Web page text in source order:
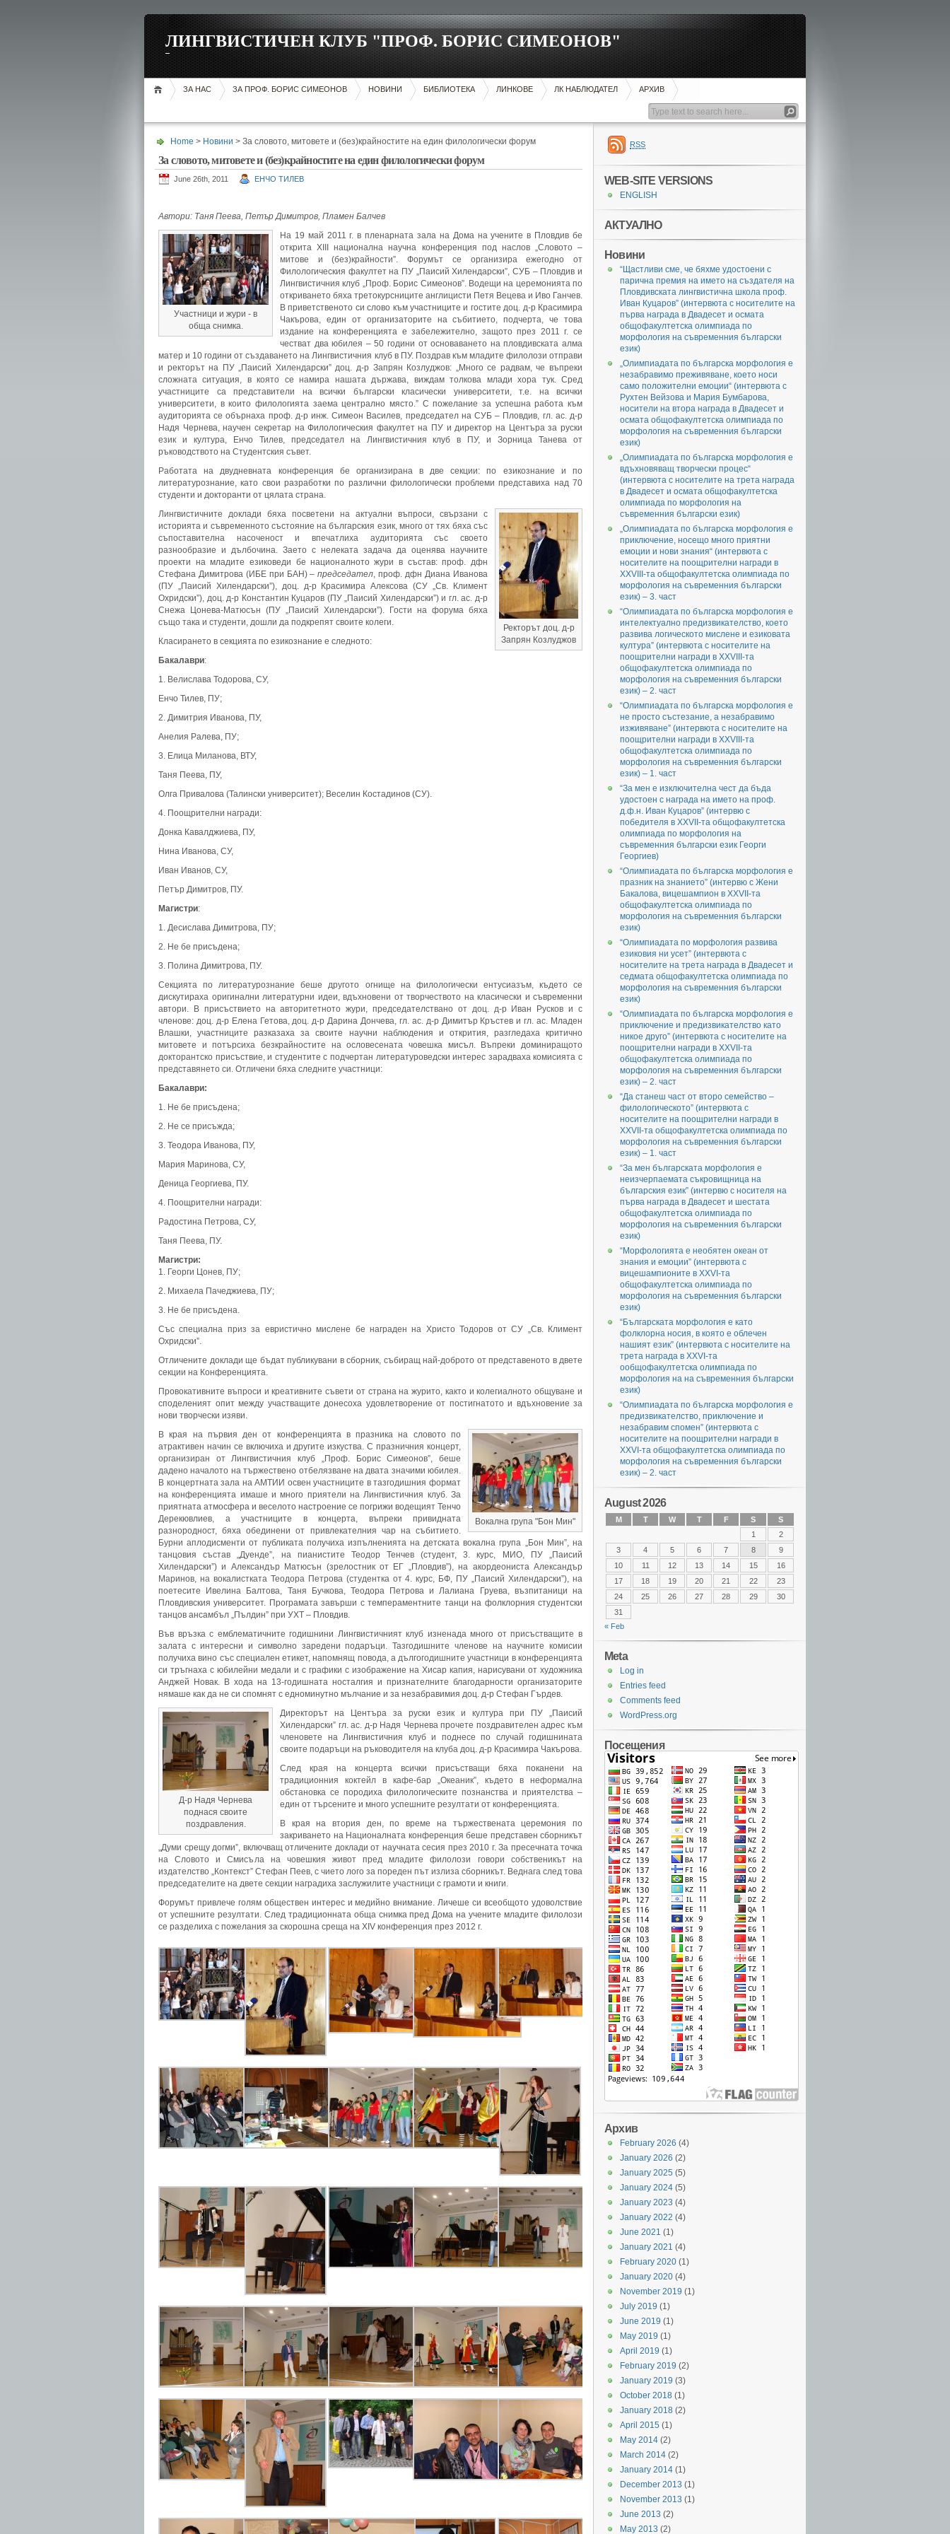
ЛИНГВИСТИЧЕН КЛУБ "ПРОФ. БОРИС СИМЕОНОВ"
ЗА НАС ЗА ПРОФ. БОРИС СИМЕОНОВ НОВИНИ БИБЛИОТЕКА ЛИНКОВЕ ЛК НАБЛЮДАТЕЛ АРХИВ
Home > Новини > За словото, митовете и (без)крайностите на един филологически форум
За словото, митовете и (без)крайностите на един филологически форум
June 26th, 2011 ЕНЧО ТИЛЕВ
Автори: Таня Пеева, Петър Димитров, Пламен Балчев
Участници и жури - в
обща снимка.
На 19 май 2011 г. в пленарната зала на Дома на учените в Пловдив бе
открита XIII национална научна конференция под наслов „Словото –
митове и (без)крайности”. Форумът се организира ежегодно от
Филологическия факултет на ПУ „Паисий Хилендарски”, СУБ – Пловдив и
Лингвистичния клуб „Проф. Борис Симеонов”. Водещи на церемонията по
откриването бяха третокурсниците англицисти Петя Вецева и Иво Ганчев.
В приветственото си слово към участниците и гостите доц. д-р Красимира
Чакърова, един от организаторите на събитието, подчерта, че това
издание на конференцията е забележително, защото през 2011 г. се
честват два юбилея – 50 години от основаването на пловдивската алма
матер и 10 години от създаването на Лингвистичния клуб в ПУ. Поздрав към младите филолози отправи
и ректорът на ПУ „Паисий Хилендарски” доц. д-р Запрян Козлуджов: „Много се радвам, че въпреки
сложната ситуация, в която се намира нашата държава, виждам толкова млади хора тук. Сред
участниците са представители на всички български класически университети, т.е. на всички
университети, в които филологията заема централно място.” С пожелание за успешна работа към
аудиторията се обърнаха проф. д-р инж. Симеон Василев, председател на СУБ – Пловдив, гл. ас. д-р
Надя Чернева, научен секретар на Филологическия факултет на ПУ и директор на Центъра за руски
език и култура, Енчо Тилев, председател на Лингвистичния клуб в ПУ, и Зорница Танева от
ръководството на Студентския съвет.
Работата на двудневната конференция бе организирана в две секции: по езикознание и по
литературознание, като свои разработки по различни филологически проблеми представиха над 70
студенти и докторанти от цялата страна.
Ректорът доц. д-р
Запрян Козлуджов
Лингвистичните доклади бяха посветени на актуални въпроси, свързани с
историята и съвременното състояние на българския език, много от тях бяха със
съпоставителна насоченост и впечатлиха аудиторията със своето
разнообразие и дълбочина. Заето с нелеката задача да оценява научните
проекти на младите езиковеди бе националното жури в състав: проф. дфн
Стефана Димитрова (ИБЕ при БАН) –председател, проф. дфн Диана Иванова
(ПУ „Паисий Хилендарски”), доц. д-р Красимира Алексова (СУ „Св. Климент
Охридски”), доц. д-р Константин Куцаров (ПУ „Паисий Хилендарски”) и гл. ас. д-р
Снежа Цонева-Матюсън (ПУ „Паисий Хилендарски”). Гости на форума бяха
също така и студенти, дошли да подкрепят своите колеги.
Класирането в секцията по езикознание е следното:
Бакалаври:
1. Велислава Тодорова, СУ,
Енчо Тилев, ПУ;
2. Димитрия Иванова, ПУ,
Анелия Ралева, ПУ;
3. Елица Миланова, ВТУ,
Таня Пеева, ПУ,
Олга Привалова (Талински университет); Веселин Костадинов (СУ).
4. Поощрителни награди:
Донка Кавалджиева, ПУ,
Нина Иванова, СУ,
Иван Иванов, СУ,
Петър Димитров, ПУ.
Магистри:
1. Десислава Димитрова, ПУ;
2. Не бе присъдена;
3. Полина Димитрова, ПУ.
Секцията по литературознание беше другото огнище на филологически ентусиазъм, където се
дискутираха оригинални литературни идеи, вдъхновени от творчеството на класически и съвременни
автори. В присъствието на авторитетното жури, председателствано от доц. д-р Иван Русков и с
членове: доц. д-р Елена Гетова, доц. д-р Дарина Дончева, гл. ас. д-р Димитър Кръстев и гл. ас. Младен
Влашки, участниците разказаха за своите научни наблюдения и открития, разгледаха критично
митовете и потърсиха безкрайностите на ословесената човешка мисъл. Въпреки доминиращото
докторантско присъствие, и студентите с подчертан литературоведски интерес зарадваха комисията с
представянето си. Отличени бяха следните участници:
Бакалаври:
1. Не бе присъдена;
2. Не се присъжда;
3. Теодора Иванова, ПУ,
Мария Маринова, СУ,
Деница Георгиева, ПУ.
4. Поощрителни награди:
Радостина Петрова, СУ,
Таня Пеева, ПУ.
Магистри:
1. Георги Цонев, ПУ;
2. Михаела Пачеджиева, ПУ;
3. Не бе присъдена.
Със специална приз за евристично мислене бе награден на Христо Тодоров от СУ „Св. Климент
Охридски”.
Отличените доклади ще бъдат публикувани в сборник, събиращ най-доброто от представеното в двете
секции на Конференцията.
Провокативните въпроси и креативните съвети от страна на журито, както и колегиалното общуване и
споделеният опит между участващите донесоха удовлетворение от постигнатото и вдъхновение за
нови творчески изяви.
Вокална група "Бон Мин"
В края на първия ден от конференцията в празника на словото по
атрактивен начин се включиха и другите изкуства. С празничния концерт,
организиран от Лингвистичния клуб „Проф. Борис Симеонов”, беше
дадено началото на тържествено отбелязване на двата значими юбилея.
В концертната зала на АМТИИ освен участниците в тазгодишния формат
на конференцията имаше и много приятели на Лингвистичния клуб. За
приятната атмосфера и веселото настроение се погрижи водещият Тенчо
Дерекювлиев, а участниците в концерта, въпреки привидната
разнородност, бяха обединени от привлекателния чар на събитието.
Бурни аплодисменти от публиката получиха изпълненията на детската вокална група „Бон Мин”, на
танцовия състав „Дуенде”, на пианистите Теодор Тенчев (студент, 3. курс, МИО, ПУ „Паисий
Хилендарски”) и Александър Матюсън (зрелостник от ЕГ „Пловдив”), на акордеониста Александър
Маринов, на вокалистката Теодора Петрова (студентка от 4. курс, БФ, ПУ „Паисий Хилендарски”), на
поетесите Ивелина Балтова, Таня Бучкова, Теодора Петрова и Лалиана Груева, възпитаници на
Пловдивския университет. Програмата завърши с темпераментните танци на фолклорния студентски
танцов ансамбъл „Пълдин” при УХТ – Пловдив.
Във връзка с емблематичните годишнини Лингвистичният клуб изненада много от присъстващите в
залата с интересни и символно заредени подаръци. Тазгодишните членове на научните комисии
получиха вино със специален етикет, напомнящ повода, а дългогодишните участници в конференцията
си тръгнаха с юбилейни медали и с графики с изображение на Хисар капия, нарисувани от художника
Анджей Новак. В хода на 13-годишната носталгия и признателните благодарности организаторите
нямаше как да не си спомнят с едноминутно мълчание и за незабравимия доц. д-р Стефан Гърдев.
Д-р Надя Чернева
поднася своите
поздравления.
Директорът на Центъра за руски език и култура при ПУ „Паисий
Хилендарски” гл. ас. д-р Надя Чернева прочете поздравителен адрес към
членовете на Лингвистичния клуб и поднесе по случай годишнината
своите подаръци на ръководителя на клуба доц. д-р Красимира Чакърова.
След края на концерта всички присъстващи бяха поканени на
традиционния коктейл в кафе-бар „Океаник”, където в неформална
обстановка се породиха филологическите познанства и приятелства –
един от търсените и много успешните резултати от конференцията.
В края на втория ден, по време на тържествената церемония по
закриването на Националната конференция беше представен сборникът
„Думи срещу догми”, включващ отличените доклади от научната сесия през 2010 г. За пресечната точка
на Словото и Смисъла на човешкия живот пред младите филолози говори собственикът на
издателство „Контекст” Стефан Пеев, с чието лого за пореден път излиза сборникът. Веднага след това
председателите на двете секции наградиха заслужилите участници с грамоти и книги.
Форумът привлече голям обществен интерес и медийно внимание. Личеше си всеобщото удоволствие
от успешните резултати. След традиционната обща снимка пред Дома на учените младите филолози
се разделиха с пожелания за скорошна среща на ХІV конференция през 2012 г.
RSS
WEB-SITE VERSIONS
ENGLISH
АКТУАЛНО
Новини
“Щастливи сме, че бяхме удостоени с
парична премия на името на създателя на
Пловдивската лингвистична школа проф.
Иван Куцаров” (интервюта с носителите на
първа награда в Двадесет и осмата
общофакултетска олимпиада по
морфология на съвременния български
език)
„Олимпиадата по българска морфология е
незабравимо преживяване, което носи
само положителни емоции“ (интервюта с
Рухтен Вейзова и Мария Бумбарова,
носители на втора награда в Двадесет и
осмата общофакултетска олимпиада по
морфология на съвременния български
език)
„Олимпиадата по българска морфология е
вдъхновяващ творчески процес“
(интервюта с носителите на трета награда
в Двадесет и осмата общофакултетска
олимпиада по морфология на
съвременния български език)
„Олимпиадата по българска морфология е
приключение, носещо много приятни
емоции и нови знания“ (интервюта с
носителите на поощрителни награди в
XXVIII-та общофакултетска олимпиада по
морфология на съвременния български
език) – 3. част
“Олимпиадата по българска морфология е
интелектуално предизвикателство, което
развива логическото мислене и езиковата
култура” (интервюта с носителите на
поощрителни награди в XXVIII-та
общофакултетска олимпиада по
морфология на съвременния български
език) – 2. част
“Олимпиадата по българска морфология е
не просто състезание, а незабравимо
изживяване” (интервюта с носителите на
поощрителни награди в XXVIII-та
общофакултетска олимпиада по
морфология на съвременния български
език) – 1. част
“За мен е изключителна чест да бъда
удостоен с награда на името на проф.
д.ф.н. Иван Куцаров” (интервю с
победителя в XXVII-та общофакултетска
олимпиада по морфология на
съвременния български език Георги
Георгиев)
“Олимпиадата по българска морфология е
празник на знанието” (интервю с Жени
Бакалова, вицешампион в XXVII-та
общофакултетска олимпиада по
морфология на съвременния български
език)
“Олимпиадата по морфология развива
езиковия ни усет” (интервюта с
носителите на трета награда в Двадесет и
седмата общофакултетска олимпиада по
морфология на съвременния български
език)
“Олимпиадата по българска морфология е
приключение и предизвикателство като
никое друго” (интервюта с носителите на
поощрителни награди в XXVII-та
общофакултетска олимпиада по
морфология на съвременния български
език) – 2. част
“Да станеш част от второ семейство –
филологическото” (интервюта с
носителите на поощрителни награди в
XXVII-та общофакултетска олимпиада по
морфология на съвременния български
език) – 1. част
“За мен българската морфология е
неизчерпаемата съкровищница на
българския език” (интервю с носителя на
първа награда в Двадесет и шестата
общофакултетска олимпиада по
морфология на съвременния български
език)
“Морфологията е необятен океан от
знания и емоции” (интервюта с
вицешампионите в XXVI-та
общофакултетска олимпиада по
морфология на съвременния български
език)
“Българската морфология е като
фолклорна носия, в която е облечен
нашият език” (интервюта с носителите на
трета награда в XXVI-та
ообщофакултетска олимпиада по
морфология на на съвременния български
език)
“Олимпиадата по българска морфология е
предизвикателство, приключение и
незабравим спомен” (интервюта с
носителите на поощрителни награди в
XXVI-та общофакултетска олимпиада по
морфология на съвременния български
език) – 2. част
August 2026
M T W T F S
S
1
2
3
4 5 6 7 8
9
10
11 12 13 14 15
16
17
18 19 20 21 22
23
24
25 26 27 28 29
30
31
« Feb
Meta
Log in
Entries feed
Comments feed
WordPress.org
Посещения
Архив
February 2026 (4)
January 2026 (2)
January 2025 (5)
January 2024 (5)
January 2023 (4)
January 2022 (4)
June 2021 (1)
January 2021 (4)
February 2020 (1)
January 2020 (4)
November 2019 (1)
July 2019 (1)
June 2019 (1)
May 2019 (1)
April 2019 (1)
February 2019 (2)
January 2019 (3)
October 2018 (1)
January 2018 (2)
April 2015 (1)
May 2014 (2)
March 2014 (2)
January 2014 (1)
December 2013 (1)
November 2013 (1)
June 2013 (2)
May 2013 (2)